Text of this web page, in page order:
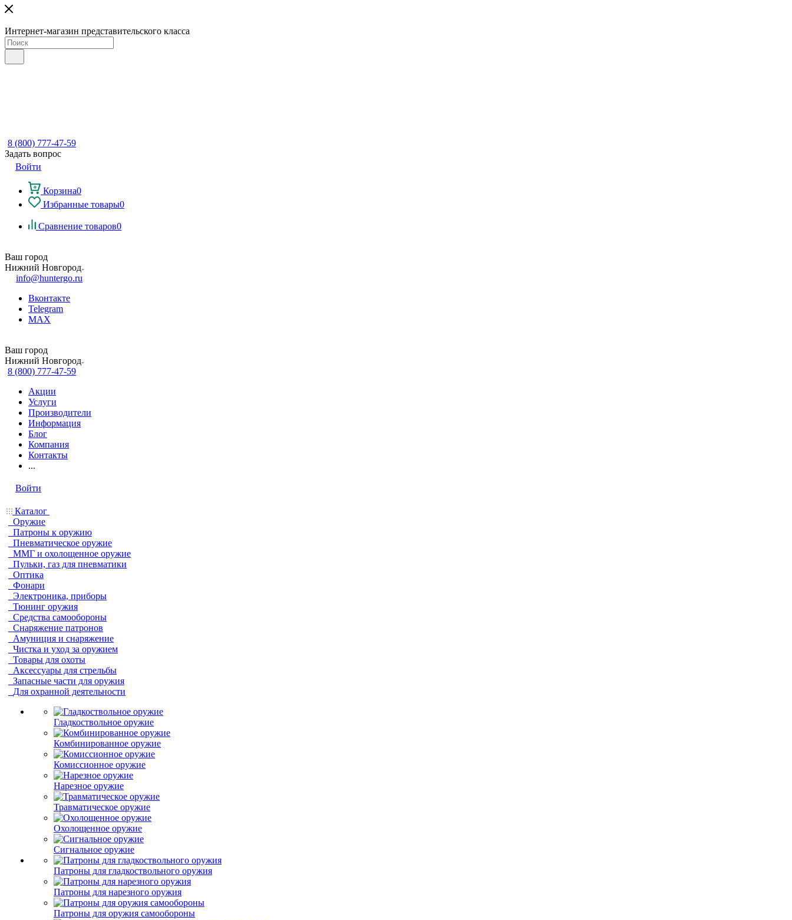
Интернет-магазин представительского класса
8 (800) 777-47-59
Задать вопрос
Войти
Корзина0
Избранные товары0
Сравнение товаров0
Ваш город
Нижний Новгород
info@huntergo.ru
Вконтакте
Telegram
MAX
Ваш город
Нижний Новгород
8 (800) 777-47-59
Акции
Услуги
Производители
Информация
Блог
Компания
Контакты
...
Войти
Каталог
Оружие
Патроны к оружию
Пневматическое оружие
ММГ и охолощенное оружие
Пульки, газ для пневматики
Оптика
Фонари
Электроника, приборы
Тюнинг оружия
Средства самообороны
Снаряжение патронов
Амуниция и снаряжение
Чистка и уход за оружием
Товары для охоты
Аксессуары для стрельбы
Запасные части для оружия
Для охранной деятельности
Гладкоствольное оружие
Комбинированное оружие
Комиссионное оружие
Нарезное оружие
Травматическое оружие
Охолощенное оружие
Сигнальное оружие
Патроны для гладкоствольного оружия
Патроны для нарезного оружия
Патроны для оружия самообороны